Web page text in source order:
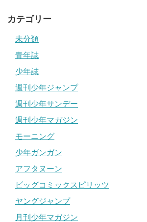
カテゴリー
未分類
青年誌
少年誌
週刊少年ジャンプ
週刊少年サンデー
週刊少年マガジン
モーニング
少年ガンガン
アフタヌーン
ビッグコミックスピリッツ
ヤングジャンプ
月刊少年マガジン